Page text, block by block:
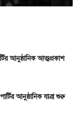
আনুষ্ঠানিক আত্মপ্রকাশ
আনুষ্ঠানিক যাত্রা শুরু